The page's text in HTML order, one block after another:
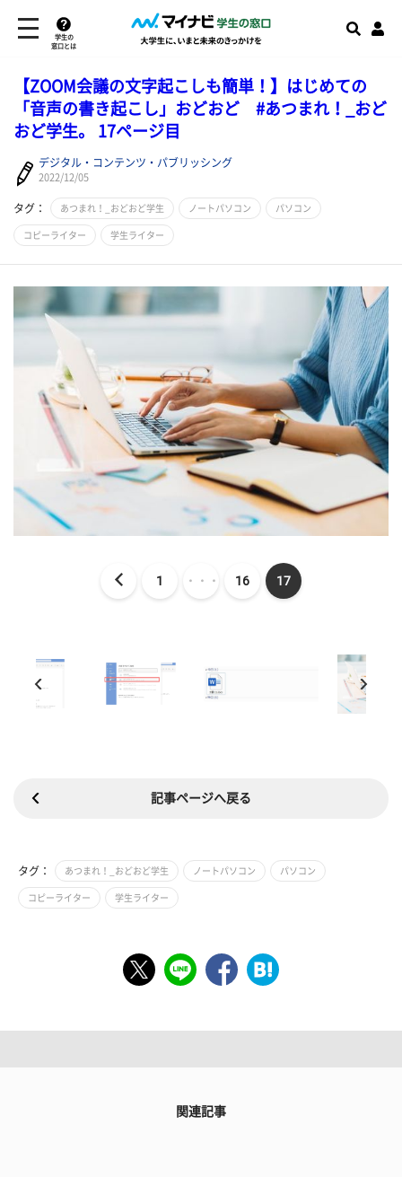
学生の
窓口とは
【ZOOM会議の文字起こしも簡単！】はじめての
「音声の書き起こし」おどおど #あつまれ！_おど
おど学生。 17ページ目
デジタル・コンテンツ・パブリッシング
2022/12/05
タグ： あつまれ！_おどおど学生 ノートパソコン パソコン
コピーライター 学生ライター
1 ・・・ 16 17
記事ページへ戻る
タグ： あつまれ！_おどおど学生 ノートパソコン パソコン
コピーライター 学生ライター
関連記事